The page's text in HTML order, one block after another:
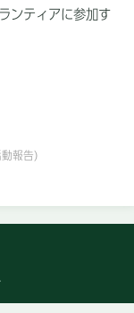
ンティアに参加す
報告)